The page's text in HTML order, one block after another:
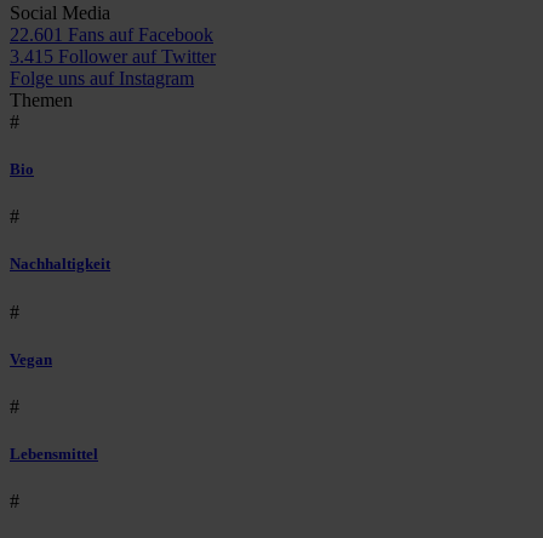
Social Media
22.601 Fans auf Facebook
3.415 Follower auf Twitter
Folge uns auf Instagram
Themen
#
Bio
#
Nachhaltigkeit
#
Vegan
#
Lebensmittel
#